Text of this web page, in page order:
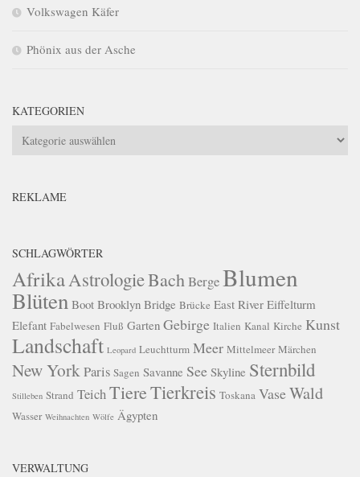
Volkswagen Käfer
Phönix aus der Asche
KATEGORIEN
Kategorien
REKLAME
SCHLAGWÖRTER
AfrikaAstrologieBachBergeBlumen
Blüten Boot Brooklyn Bridge Brücke East River Eiffelturm
Elefant Fabelwesen Fluß Garten Gebirge Italien Kanal Kirche Kunst
Landschaft Leopard Leuchtturm Meer Mittelmeer Märchen
New YorkParis Sagen Savanne See Skyline Sternbild
Stilleben Strand TeichTiereTierkreis Toskana VaseWald
Wasser Weihnachten Wölfe Ägypten
VERWALTUNG